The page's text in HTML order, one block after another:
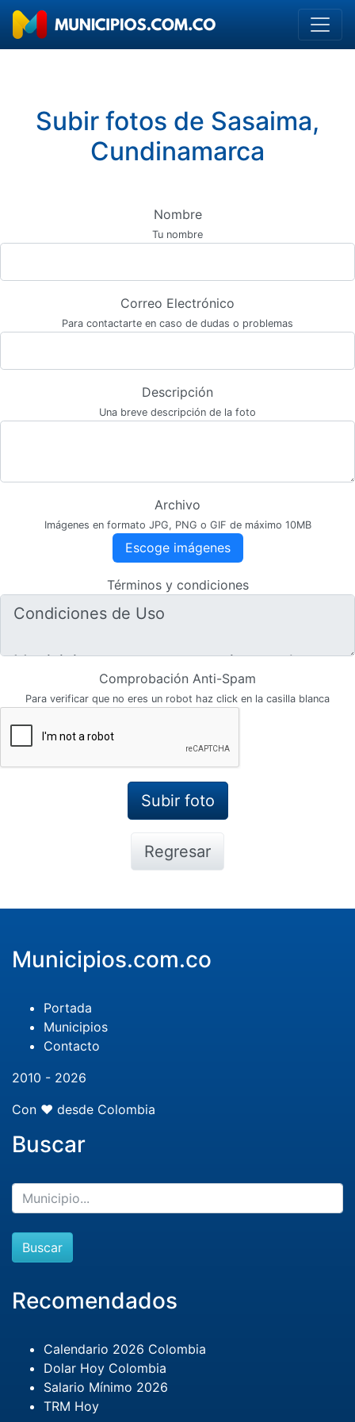
Subir fotos de Sasaima,
Cundinamarca
Nombre
Tu nombre
Correo Electrónico
Para contactarte en caso de dudas o problemas
Descripción
Una breve descripción de la foto
Archivo
Imágenes en formato JPG, PNG o GIF de máximo 10MB
Escoge imágenes
Términos y condiciones
Comprobación Anti-Spam
Para verificar que no eres un robot haz click en la casilla blanca
Regresar
Municipios.com.co
Portada
Municipios
Contacto
2010 - 2026
Con ❤️ desde Colombia
Buscar
Buscar
Recomendados
Calendario 2026 Colombia
Dolar Hoy Colombia
Salario Mínimo 2026
TRM Hoy